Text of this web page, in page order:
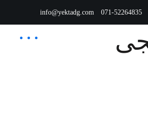
info@yektadg.com 071-52264835